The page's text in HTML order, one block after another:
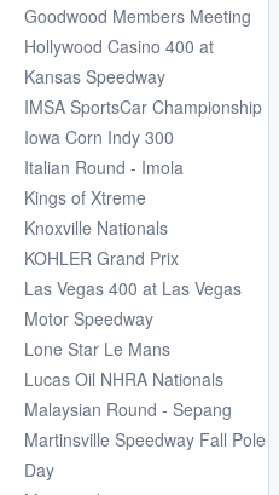
Goodwood Members Meeting
Hollywood Casino 400 at
Kansas Speedway
IMSA SportsCar Championship
Iowa Corn Indy 300
Italian Round - Imola
Kings of Xtreme
Knoxville Nationals
KOHLER Grand Prix
Las Vegas 400 at Las Vegas
Motor Speedway
Lone Star Le Mans
Lucas Oil NHRA Nationals
Malaysian Round - Sepang
Martinsville Speedway Fall Pole
Day